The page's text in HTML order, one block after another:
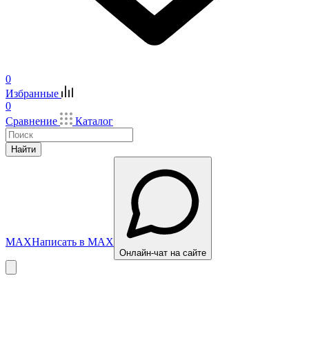
0
Избранные
0
Сравнение
Каталог
Найти
MAXНаписать в MAX
Онлайн-чат на сайте